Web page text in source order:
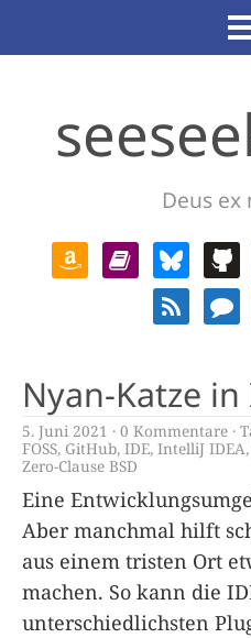
Deus ex
Nyan-Katze in
5. Juni 2021 0 Kommentare
FOSS, GitHub, IDE, IntelliJ IDEA,
Zero-Clause BSD
Eine
Aber manchmal hilft
aus einem tristen Ort
machen. So kann die
unterschiedlichsten